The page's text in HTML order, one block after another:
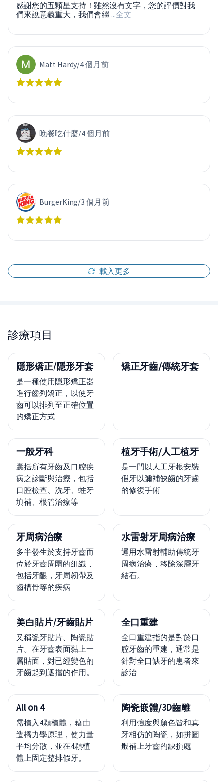
感謝您的五顆星支持！雖然沒有文字，您的評價對我
們來說意義重大，我們會繼 ...全文
Matt Hardy/4 個月前
晚餐吃什麼/4 個月前
BurgerKing/3 個月前
載入更多
診療項目
隱形矯正/隱形牙套
是一種使用隱形矯正器
進行齒列矯正，以使牙
齒可以排列至正確位置
的矯正方式
矯正牙齒/傳統牙套
一般牙科
囊括所有牙齒及口腔疾
病之診斷與治療，包括
口腔檢查、洗牙、蛀牙
填補、根管治療等
植牙手術/人工植牙
是一門以人工牙根安裝
假牙以彌補缺齒的牙齒
的修復手術
牙周病治療
多半發生於支持牙齒而
位於牙齒周圍的組織，
包括牙齦，牙周韌帶及
齒槽骨等的疾病
水雷射牙周病治療
運用水雷射輔助傳統牙
周病治療，移除深層牙
結石。
美白貼片/牙齒貼片
又稱瓷牙貼片、陶瓷貼
片。在牙齒表面黏上一
層貼面，對已經變色的
牙齒起到遮擋的作用。
全口重建
全口重建指的是對於口
腔牙齒的重建，通常是
針對全口缺牙的患者來
診治
All on 4
需植入4顆植體，藉由
造橋力學原理，使力量
平均分散，並在4顆植
體上固定整排假牙。
陶瓷嵌體/3D齒雕
利用強度與顏色皆和真
牙相仿的陶瓷，如拼圖
般補上牙齒的缺損處